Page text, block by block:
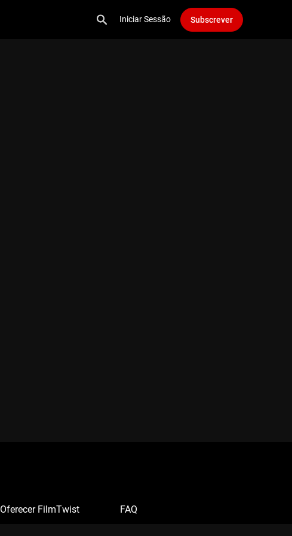
Iniciar Sessão Subscrever
Oferecer FilmTwist FAQ